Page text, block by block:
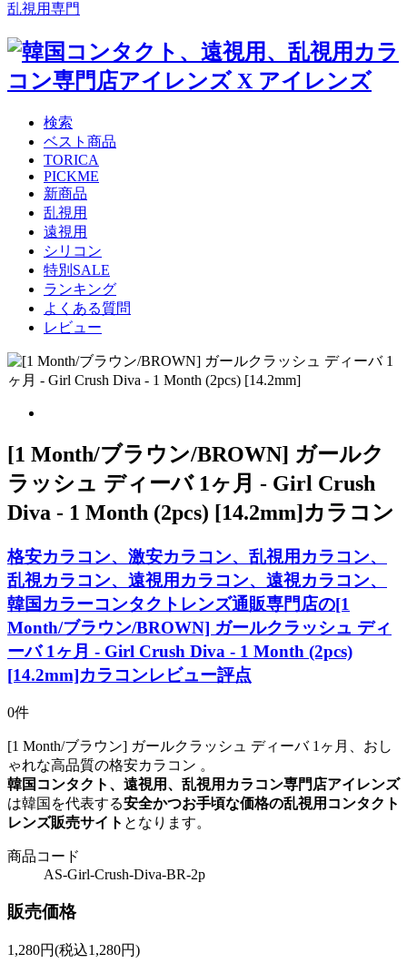
乱視用専門
検索
ベスト商品
TORICA
PICKME
新商品
乱視用
遠視用
シリコン
特別SALE
ランキング
よくある質問
レビュー
[1 Month/ブラウン/BROWN] ガールク
ラッシュ ディーバ 1ヶ月 - Girl Crush
Diva - 1 Month (2pcs) [14.2mm]カラコン
格安カラコン、激安カラコン、乱視用カラコン、
乱視カラコン、遠視用カラコン、遠視カラコン、
韓国カラーコンタクトレンズ通販専門店の[1
Month/ブラウン/BROWN] ガールクラッシュ ディ
ーバ 1ヶ月 - Girl Crush Diva - 1 Month (2pcs)
[14.2mm]カラコンレビュー評点
0件
[1 Month/ブラウン] ガールクラッシュ ディーバ 1ヶ月、おし
ゃれな高品質の格安カラコン 。
韓国コンタクト、遠視用、乱視用カラコン専門店アイレンズ
は韓国を代表する安全かつお手頃な価格の乱視用コンタクト
レンズ販売サイト となります。
商品コード
AS-Girl-Crush-Diva-BR-2p
販売価格
1,280円(税込1,280円)